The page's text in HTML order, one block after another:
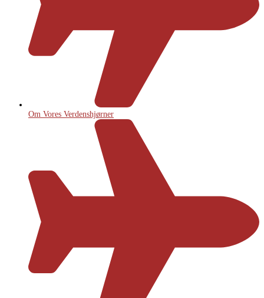
Om Vores Verdenshjørner